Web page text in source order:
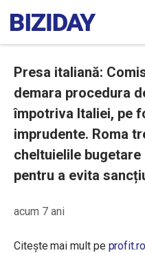
Presa italiană:
demara procedura
împotriva Italiei, pe
imprudente. Roma
cheltuielile
pentru a evita
acum 7 ani
Citește mai mult pe profit.ro